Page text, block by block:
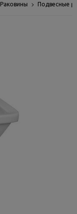
Раковины Подвесные